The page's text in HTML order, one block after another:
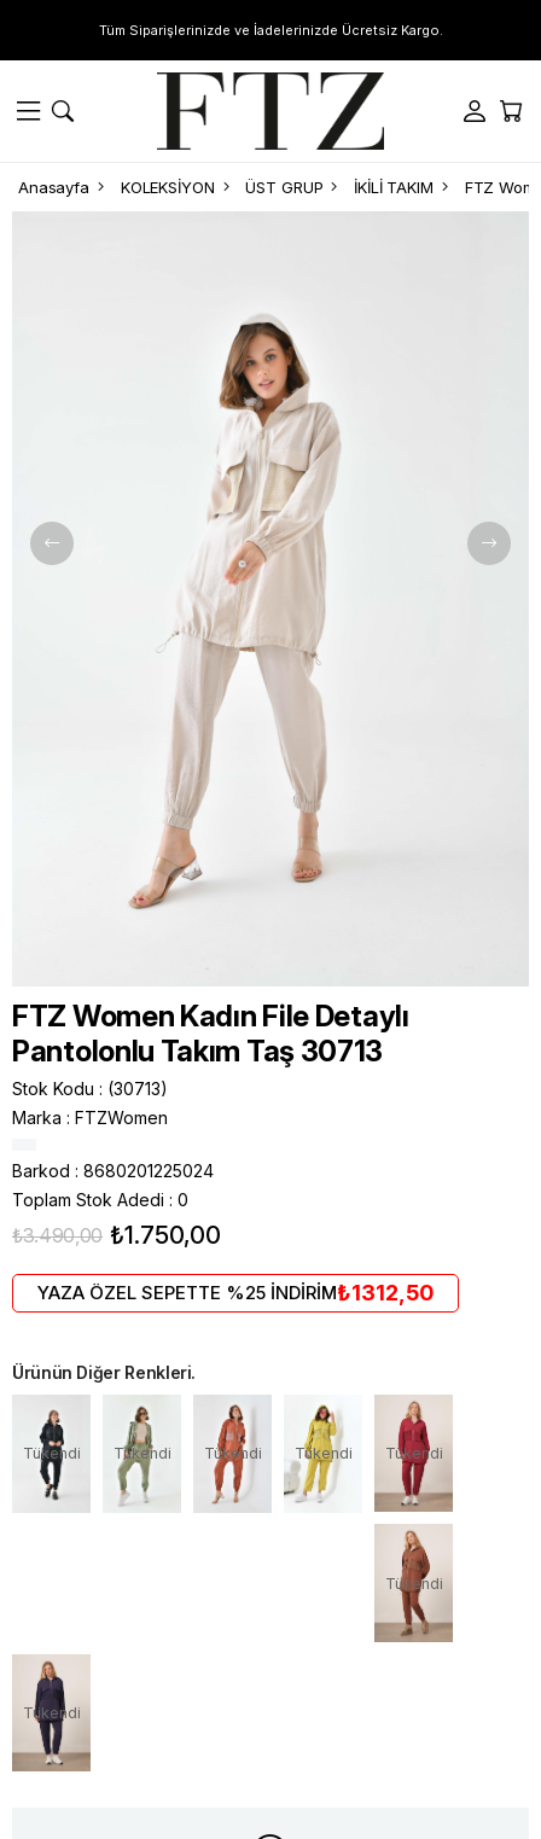
Tüm Siparişlerinizde ve İadelerinizde Ücretsiz Kargo.
Anasayfa KOLEKSİYON ÜST GRUP İKİLİ TAKIM
FTZ Women Kadın File Detaylı
Pantolonlu Takım Taş 30713
Stok Kodu
(30713)
Marka : FTZWomen
Barkod : 8680201225024
Toplam Stok Adedi : 0
₺3.490,00 ₺1.750,00
YAZA ÖZEL SEPETTE %25 İNDİRİM₺1312,50
Ürünün Diğer Renkleri.
Tükendi Tükendi Tükendi Tükendi Tükendi
Tükendi
Tükendi